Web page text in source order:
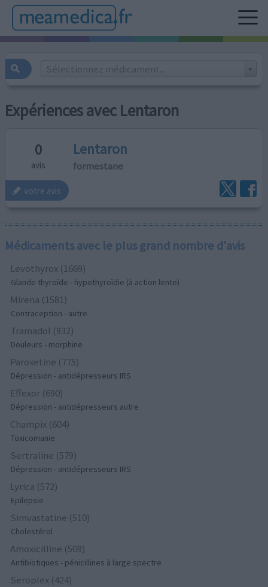
Sélectionnez médicament...
Expériences avec Lentaron
0
avis
Lentaron
formestane
votre avis
Médicaments avec le plus grand nombre d'avis
Levothyrox (1669)
Glande thyroïde - hypothyroïdie (à action lente)
Mirena (1581)
Contraception - autre
Tramadol (932)
Douleurs - morphine
Paroxetine (775)
Dépression - antidépresseurs IRS
Effexor (690)
Dépression - antidépresseurs autre
Champix (604)
Toxicomanie
Sertraline (579)
Dépression - antidépresseurs IRS
Lyrica (572)
Epilepsie
Simvastatine (510)
Cholestérol
Amoxicilline (509)
Antibiotiques - pénicillines à large spectre
Seroplex (424)